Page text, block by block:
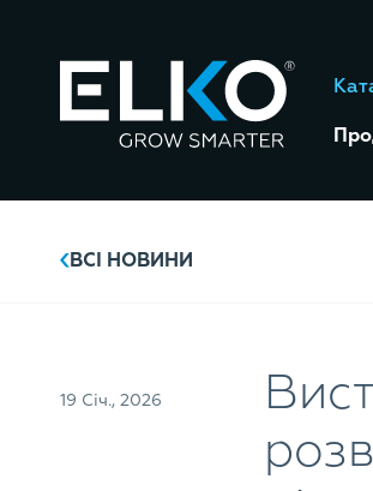
ВСІ НОВИНИ
19 Січ., 2026